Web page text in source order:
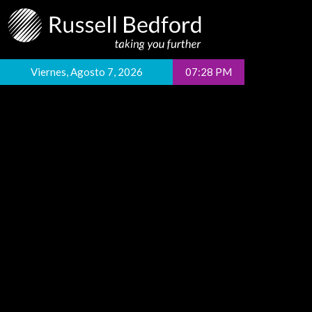
Viernes, Agosto 7, 2026 07:28 PM